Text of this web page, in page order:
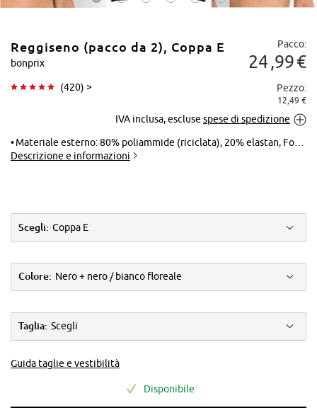
Tocca per
ingrandire
Reggiseno (pacco da 2), Coppa E
bonprix
(420) >
Pacco:
24 99€
Pezzo:
12,49 €
IVA inclusa, escluse spese di spedizione
Materiale esterno: 80% poliammide (riciclata), 20% elastan, Fodera: 90% poliammide, 10% elastan
Descrizione e informazioni
Scegli: Coppa E
Colore: Nero + nero / bianco floreale
Taglia: Scegli
Guida taglie e vestibilità
Disponibile